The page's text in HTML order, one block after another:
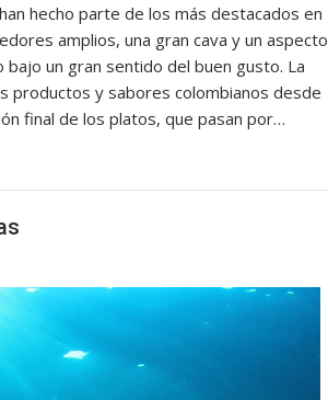
hecho parte de los más destacados en
amplios, una gran cava y un aspecto
un gran sentido del buen gusto. La
productos y sabores colombianos desde
final de los platos, que pasan por…